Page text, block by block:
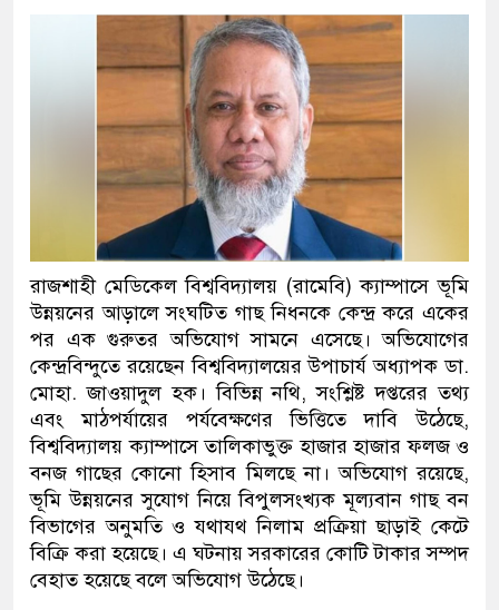
রাজশাহী মেডিকেল বিশ্ববিদ্যালয় (রামেবি) ক্যাম্পাসে ভূমি
উন্নয়নের আড়ালে সংঘটিত গাছ নিধনকে কেন্দ্র করে একের
পর এক গুরুতর অভিযোগ সামনে এসেছে। অভিযোগের
কেন্দ্রবিন্দুতে রয়েছেন বিশ্ববিদ্যালয়ের উপাচার্য অধ্যাপক ডা.
মোহা. জাওয়াদুল হক। বিভিন্ন নথি, সংশ্লিষ্ট দপ্তরের তথ্য
এবং মাঠপর্যায়ের পর্যবেক্ষণের ভিত্তিতে দাবি উঠেছে,
বিশ্ববিদ্যালয় ক্যাম্পাসে তালিকাভুক্ত হাজার হাজার ফলজ ও
বনজ গাছের কোনো হিসাব মিলছে না। অভিযোগ রয়েছে,
ভূমি উন্নয়নের সুযোগ নিয়ে বিপুলসংখ্যক মূল্যবান গাছ বন
বিভাগের অনুমতি ও যথাযথ নিলাম প্রক্রিয়া ছাড়াই কেটে
বিক্রি করা হয়েছে। এ ঘটনায় সরকারের কোটি টাকার সম্পদ
বেহাত হয়েছে বলে অভিযোগ উঠেছে।